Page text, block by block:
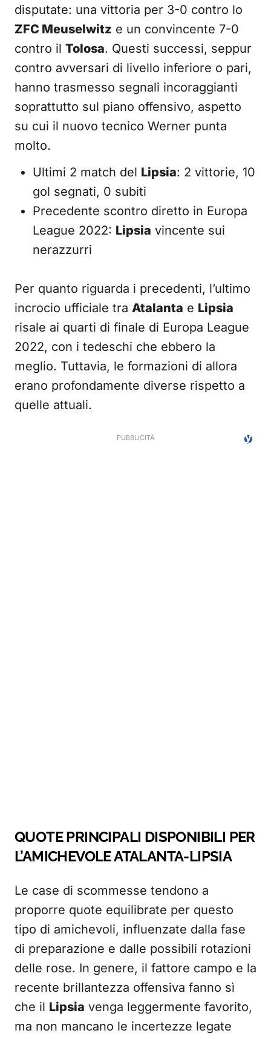
disputate: una vittoria per 3-0 contro lo
ZFC Meuselwitz e un convincente 7-0
contro il Tolosa. Questi successi, seppur
contro avversari di livello inferiore o pari,
hanno trasmesso segnali incoraggianti
soprattutto sul piano offensivo, aspetto
su cui il nuovo tecnico Werner punta
molto.
Ultimi 2 match del Lipsia: 2 vittorie, 10
gol segnati, 0 subiti
Precedente scontro diretto in Europa
League 2022: Lipsia vincente sui
nerazzurri
Per quanto riguarda i precedenti, l’ultimo
incrocio ufficiale tra Atalanta e Lipsia
risale ai quarti di finale di Europa League
2022, con i tedeschi che ebbero la
meglio. Tuttavia, le formazioni di allora
erano profondamente diverse rispetto a
quelle attuali.
QUOTE PRINCIPALI DISPONIBILI PER
L’AMICHEVOLE ATALANTA-LIPSIA
Le case di scommesse tendono a
proporre quote equilibrate per questo
tipo di amichevoli, influenzate dalla fase
di preparazione e dalle possibili rotazioni
delle rose. In genere, il fattore campo e la
recente brillantezza offensiva fanno sì
che il Lipsia venga leggermente favorito,
ma non mancano le incertezze legate